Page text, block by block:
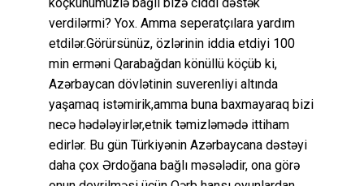
verdilərmi? Yox. Amma seperatçılara yardım
etdilər.Görürsünüz, özlərinin iddia etdiyi 100
min erməni Qarabağdan könüllü köçüb ki,
Azərbaycan dövlətinin suverenliyi altında
yaşamaq istəmirik,amma buna baxmayaraq bizi
necə hədələyirlər,etnik təmizləmədə ittiham
edirlər. Bu gün Türkiyənin Azərbaycana dəstəyi
daha çox Ərdoğana bağlı məsələdir, ona görə